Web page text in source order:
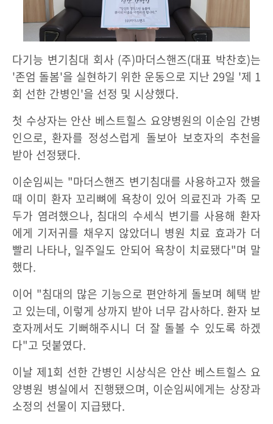
다기능 변기침대 회사 (주)마더스핸즈(대표 박찬호)는
'존엄 돌봄'을 실현하기 위한 운동으로 지난 29일 '제 1
회 선한 간병인'을 선정 및 시상했다.
첫 수상자는 안산 베스트힐스 요양병원의 이순임 간병
인으로, 환자를 정성스럽게 돌보아 보호자의 추천을
받아 선정됐다.
이순임씨는 "마더스핸즈 변기침대를 사용하고자 했을
때 이미 환자 꼬리뼈에 욕창이 있어 의료진과 가족 모
두가 염려했으나, 침대의 수세식 변기를 사용해 환자
에게 기저귀를 채우지 않았더니 병원 치료 효과가 더
빨리 나타나, 일주일도 안되어 욕창이 치료됐다"며 말
했다.
이어 "침대의 많은 기능으로 편안하게 돌보며 혜택 받
고 있는데, 이렇게 상까지 받아 너무 감사하다. 환자 보
호자께서도 기뻐해주시니 더 잘 돌볼 수 있도록 하겠
다"고 덧붙였다.
이날 제1회 선한 간병인 시상식은 안산 베스트힐스 요
양병원 병실에서 진행됐으며, 이순임씨에게는 상장과
소정의 선물이 지급됐다.